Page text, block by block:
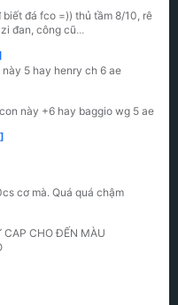
đá fco =)) thủ tầm 8/10, rê
đan, công cũ...
5 hay henry ch 6 ae
này +6 hay baggio wg 5 ae
cơ mà. Quá quá chậm
CAP CHO ĐẾN MÀU